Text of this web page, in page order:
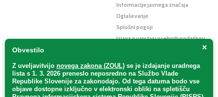
×
Obvestilo
Z uveljavitvijo novega zakona (ZOUL) se je izdajanje uradnega
lista s 1. 3. 2026 preneslo neposredno na Službo Vlade
Republike Slovenije za zakonodajo. Od tega datuma bodo vse
objave dostopne izključno v elektronski obliki na spletišču
Informacije javnega značaja
Oglaševanje
Splošni pogoji
Izjava o varstvu osebnih podatkov